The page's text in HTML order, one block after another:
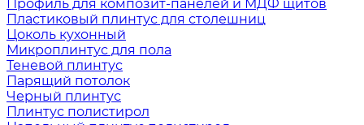
Профиль для композит-панелей и МДФ щитов
Пластиковый плинтус для столешниц
Цоколь кухонный
Микроплинтус для пола
Теневой плинтус
Парящий потолок
Черный плинтус
Плинтус полистирол